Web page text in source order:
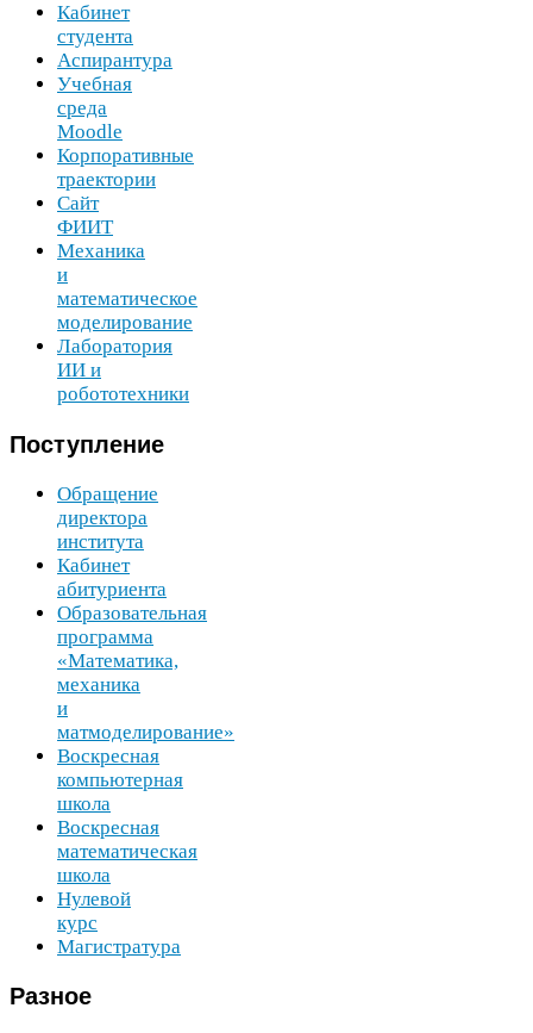
Кабинет
студента
Аспирантура
Учебная
среда
Moodle
Корпоративные
траектории
Сайт
ФИИТ
Механика
и
математическое
моделирование
Лаборатория
ИИ и
робототехники
Поступление
Обращение
директора
института
Кабинет
абитуриента
Образовательная
программа
«Математика,
механика
и
матмоделирование»
Воскресная
компьютерная
школа
Воскресная
математическая
школа
Нулевой
курс
Магистратура
Разное